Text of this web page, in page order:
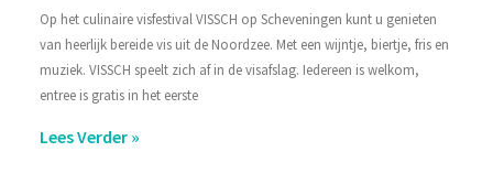
Op het culinaire visfestival VISSCH op Scheveningen kunt u genieten
van heerlijk bereide vis uit de Noordzee. Met een wijntje, biertje, fris en
muziek. VISSCH speelt zich af in de visafslag. Iedereen is welkom,
entree is gratis in het eerste
Lees Verder »